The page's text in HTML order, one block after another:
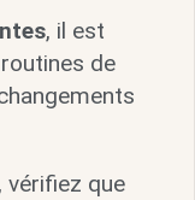
, il est
de
vérifiez que